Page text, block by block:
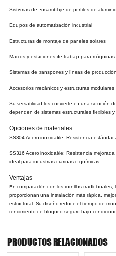
Sistemas de ensamblaje de perfiles de aluminio
Equipos de automatización industrial
Estructuras de montaje de paneles solares
Marcos y estaciones de trabajo para
Sistemas de transportes y líneas de producción
Accesorios mecánicos y estructuras modulares
Su versatilidad los convierte en una solución
dependen de sistemas estructurales flexibles y
Opciones de materiales
SS304 Acero inoxidable: Resistencia
SS316 Acero inoxidable: Resistencia
ideal para industrias marinas o químicas
Ventajas
En comparación con los tornillos tradicionales,
proporcionan una instalación más rápida,
estructural. Su diseño reduce el tiempo de
rendimiento de bloqueo seguro bajo
PRODUCTOS RELACIONADOS